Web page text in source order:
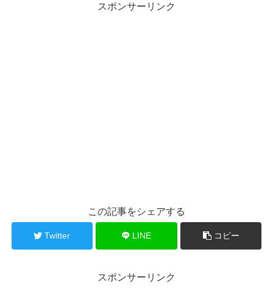
スポンサーリンク
この記事をシェアする
Twitter LINE コピー
スポンサーリンク